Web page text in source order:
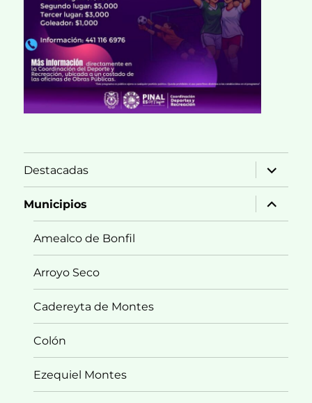
Destacadas
expande
el
menú
inferior
Municipios
expande
el
menú
Amealco de Bonfil
Arroyo Seco
Cadereyta de Montes
Colón
Ezequiel Montes